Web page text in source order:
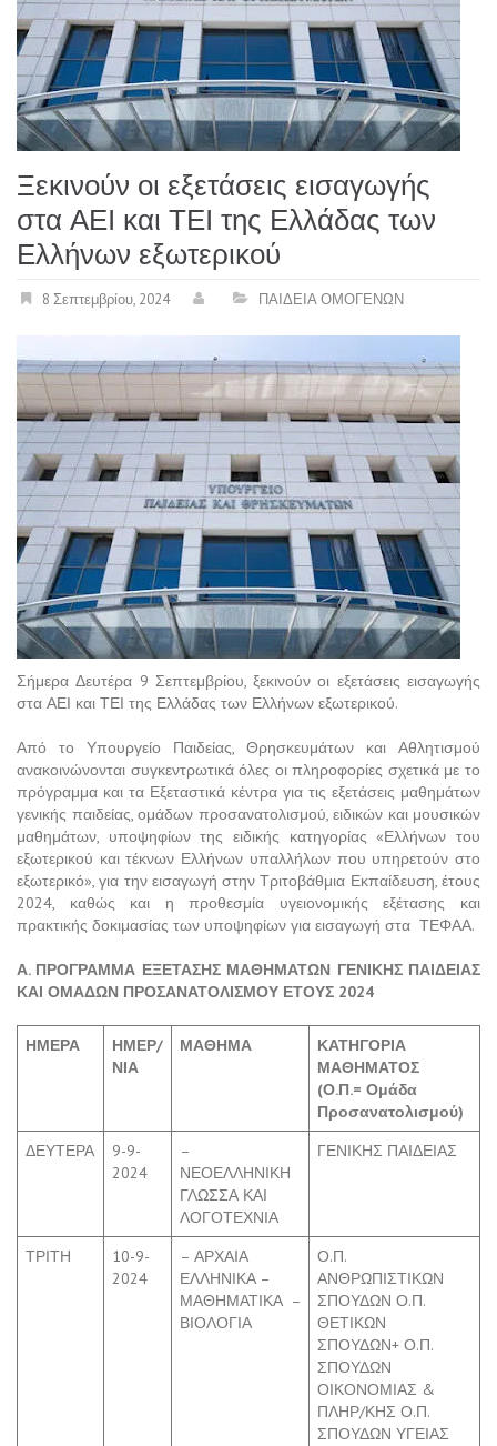
Ξεκινούν οι εξετάσεις εισαγωγής
στα ΑΕΙ και ΤΕΙ της Ελλάδας των
Ελλήνων εξωτερικού
8 Σεπτεμβρίου, 2024 ΠΑΙΔΕΙΑ ΟΜΟΓΕΝΩΝ
Σήμερα Δευτέρα 9 Σεπτεμβρίου, ξεκινούν οι εξετάσεις εισαγωγής
στα ΑΕΙ και ΤΕΙ της Ελλάδας των Ελλήνων εξωτερικού.
Από το Υπουργείο Παιδείας, Θρησκευμάτων και Αθλητισμού
ανακοινώνονται συγκεντρωτικά όλες οι πληροφορίες σχετικά με το
πρόγραμμα και τα Εξεταστικά κέντρα για τις εξετάσεις μαθημάτων
γενικής παιδείας, ομάδων προσανατολισμού, ειδικών και μουσικών
μαθημάτων, υποψηφίων της ειδικής κατηγορίας «Ελλήνων του
εξωτερικού και τέκνων Ελλήνων υπαλλήλων που υπηρετούν στο
εξωτερικό», για την εισαγωγή στην Τριτοβάθμια Εκπαίδευση, έτους
2024, καθώς και η προθεσμία υγειονομικής εξέτασης και
πρακτικής δοκιμασίας των υποψηφίων για εισαγωγή στα ΤΕΦΑΑ.
Α. ΠΡΟΓΡΑΜΜΑ ΕΞΕΤΑΣΗΣ ΜΑΘΗΜΑΤΩΝ ΓΕΝΙΚΗΣ ΠΑΙΔΕΙΑΣ
ΚΑΙ ΟΜΑΔΩΝ ΠΡΟΣΑΝΑΤΟΛΙΣΜΟΥ ΕΤΟΥΣ 2024
ΗΜΕΡΑ
ΗΜΕΡ/
ΝΙΑ
ΜΑΘΗΜΑ
ΚΑΤΗΓΟΡΙΑ
ΜΑΘΗΜΑΤΟΣ
(Ο.Π.= Ομάδα
Προσανατολισμού)
ΔΕΥΤΕΡΑ
9-9-
2024
–
ΝΕΟΕΛΛΗΝΙΚΗ
ΓΛΩΣΣΑ ΚΑΙ
ΛΟΓΟΤΕΧΝΙΑ
ΓΕΝΙΚΗΣ ΠΑΙΔΕΙΑΣ
ΤΡΙΤΗ
10-9-
2024
– ΑΡΧΑΙΑ
ΕΛΛΗΝΙΚΑ –
ΜΑΘΗΜΑΤΙΚΑ –
ΒΙΟΛΟΓΙΑ
Ο.Π.
ΑΝΘΡΩΠΙΣΤΙΚΩΝ
ΣΠΟΥΔΩΝ Ο.Π.
ΘΕΤΙΚΩΝ
ΣΠΟΥΔΩΝ+ Ο.Π.
ΣΠΟΥΔΩΝ
ΟΙΚΟΝΟΜΙΑΣ &
ΠΛΗΡ/ΚΗΣ Ο.Π.
ΣΠΟΥΔΩΝ ΥΓΕΙΑΣ